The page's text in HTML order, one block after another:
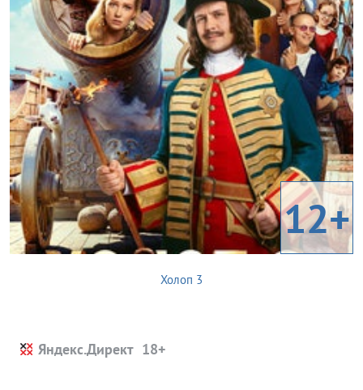
12+
Холоп 3
Яндекс.Директ